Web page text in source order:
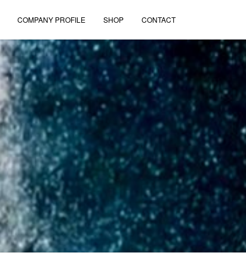
COMPANY PROFILE SHOP CONTACT